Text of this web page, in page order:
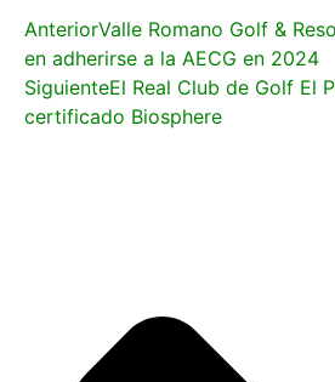
AnteriorValle Romano Golf &
en adherirse a la AECG en 2024
SiguienteEl Real Club de Golf El
certificado Biosphere